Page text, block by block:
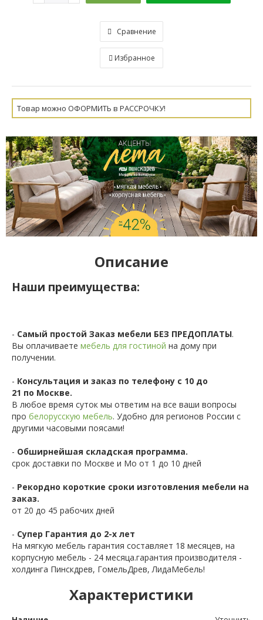
Сравнение
Избранное
Товар можно ОФОРМИТЬ в РАССРОЧКУ!
Описание
Наши преимущества:
- Самый простой Заказ мебели БЕЗ ПРЕДОПЛАТЫ.
Вы оплачиваете мебель для гостиной на дому при
получении.
- Консультация и заказ по телефону с 10 до
21 по Москве.
В любое время суток мы ответим на все ваши вопросы
про белорусскую мебель. Удобно для регионов России с
другими часовыми поясами!
- Обширнейшая складская программа.
срок доставки по Москве и Мо от 1 до 10 дней
- Рекордно короткие сроки изготовления мебели на
заказ.
от 20 до 45 рабочих дней
- Супер Гарантия до 2-х лет
На мягкую мебель гарантия составляет 18 месяцев, на
корпусную мебель - 24 месяца.гарантия производителя -
холдинга Пинскдрев, ГомельДрев, ЛидаМебель!
Характеристики